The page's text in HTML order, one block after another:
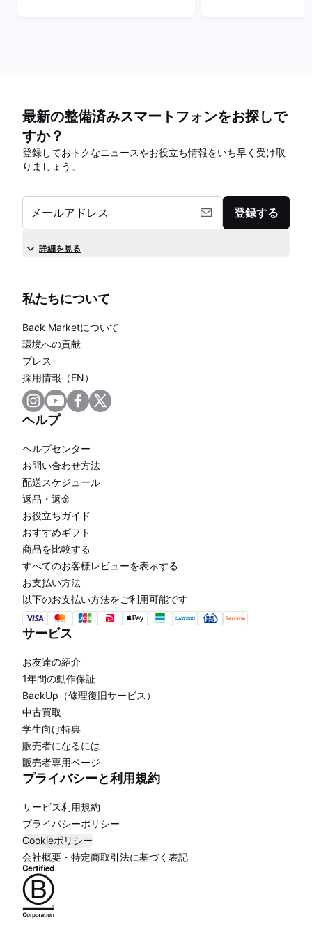
最新の整備済みスマートフォンをお探しで
すか？
登録しておトクなニュースやお役立ち情報をいち早く受け取
りましょう。
メールアドレス 登録する
詳細を見る
私たちについて
Back Marketについて
環境への貢献
プレス
採用情報（EN）
ヘルプ
ヘルプセンター
お問い合わせ方法
配送スケジュール
返品・返金
お役立ちガイド
おすすめギフト
商品を比較する
すべてのお客様レビューを表示する
お支払い方法
以下のお支払い方法をご利用可能です
サービス
お友達の紹介
1年間の動作保証
BackUp（修理復旧サービス）
中古買取
学生向け特典
販売者になるには
販売者専用ページ
プライバシーと利用規約
サービス利用規約
プライバシーポリシー
Cookieポリシー
会社概要・特定商取引法に基づく表記